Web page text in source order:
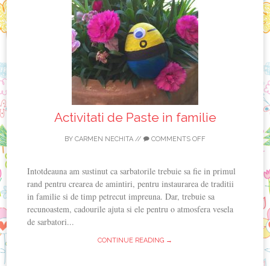
Activitati de Paste in familie
BY CARMEN NECHITA // COMMENTS OFF
Intotdeauna am sustinut ca sarbatorile trebuie sa fie in primul
rand pentru crearea de amintiri, pentru instaurarea de traditii
in familie si de timp petrecut impreuna. Dar, trebuie sa
recunoastem, cadourile ajuta si ele pentru o atmosfera vesela
de sarbatori...
CONTINUE READING →